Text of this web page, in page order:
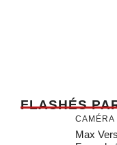
FLASHÉS
CAMÉRA
Max